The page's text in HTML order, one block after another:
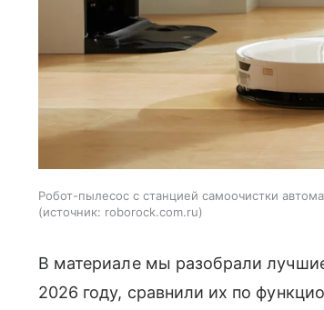
Робот-пылесос с станцией самоочистки
источник: roborock.com.ru
В материале мы разобрали
2026 году, сравнили их по